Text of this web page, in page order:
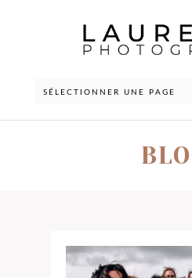
SÉLECTIONNER UNE PAGE